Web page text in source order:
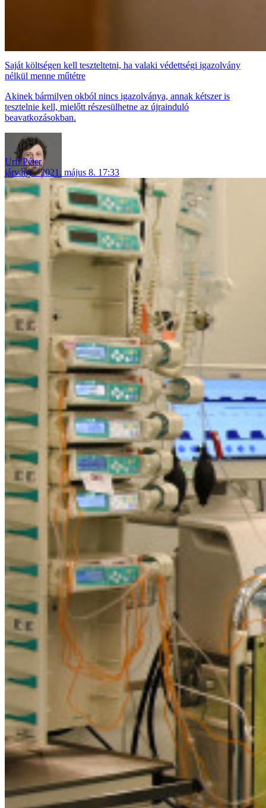
Saját költségen kell teszteltetni, ha valaki védettségi igazolvány
nélkül menne műtétre
Akinek bármilyen okból nincs igazolványa, annak kétszer is
tesztelnie kell, mielőtt részesülhetne az újrainduló
beavatkozásokban.
Urfi Péter
járvány
2021. május 8. 17:33